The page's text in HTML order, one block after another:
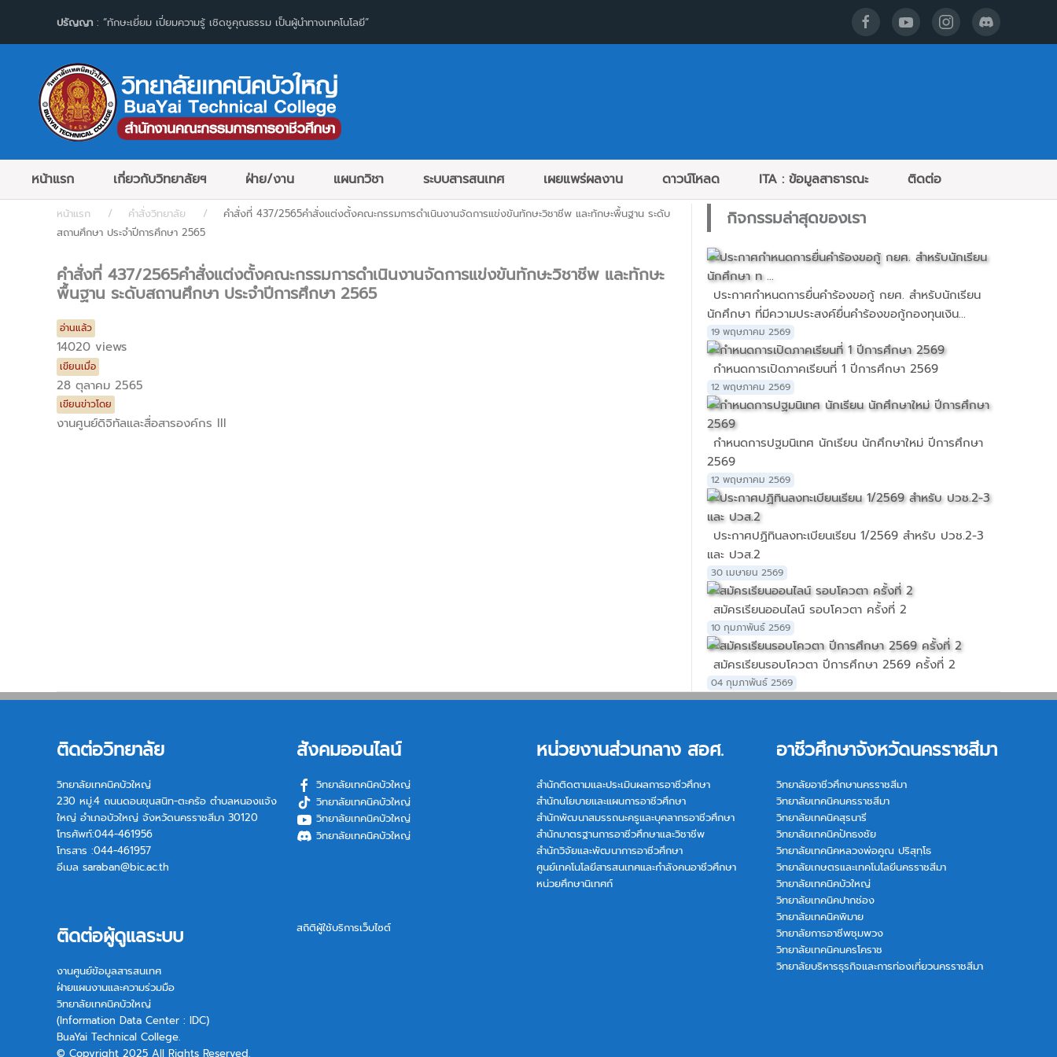
ปรัญญา : “ทักษะเยี่ยม เปี่ยมความรู้ เชิดชูคุณธรรม เป็นผู้นำทางเทคโนโลยี”
หน้าแรก เกี่ยวกับวิทยาลัยฯ ฝ่าย/งาน แผนกวิชา ระบบสารสนเทศ เผยแพร่ผลงาน ดาวน์โหลด ITA : ข้อมูลสาธารณะ ติดต่อ
หน้าแรก คำสั่งวิทยาลัย
คำสั่งที่ 437/2565คำสั่งแต่งตั้งคณะกรรมการดำเนินงานจัดการแข่งขันทักษะวิชาชีพ และทักษะพื้นฐาน ระดับ
สถานศึกษา ประจำปีการศึกษา 2565
คำสั่งที่ 437/2565คำสั่งแต่งตั้งคณะกรรมการดำเนินงานจัดการแข่งขันทักษะวิชาชีพ และทักษะ
พื้นฐาน ระดับสถานศึกษา ประจำปีการศึกษา 2565
อ่านแล้ว
14020 views
เขียนเมื่อ
28 ตุลาคม 2565
เขียนข่าวโดย
งานศูนย์ดิจิทัลและสื่อสารองค์กร III
กิจกรรมล่าสุดของเรา
ประกาศกำหนดการยื่นคำร้องขอกู้ กยศ. สำหรับนักเรียน
นักศึกษา ที่มีความประสงค์ยื่นคำร้องขอกู้กองทุนเงิน...
19 พฤษภาคม 2569
กำหนดการเปิดภาคเรียนที่ 1 ปีการศึกษา 2569
12 พฤษภาคม 2569
กำหนดการปฐมนิเทศ นักเรียน นักศึกษาใหม่ ปีการศึกษา
2569
12 พฤษภาคม 2569
ประกาศปฏิทินลงทะเบียนเรียน 1/2569 สำหรับ ปวช.2-3
และ ปวส.2
30 เมษายน 2569
สมัครเรียนออนไลน์ รอบโควตา ครั้งที่ 2
10 กุมภาพันธ์ 2569
สมัครเรียนรอบโควตา ปีการศึกษา 2569 ครั้งที่ 2
04 กุมภาพันธ์ 2569
ติดต่อวิทยาลัย
วิทยาลัยเทคนิคบัวใหญ่
230 หมู่.4 ถนนดอนขุนสนิท-ตะคร้อ ตำบลหนองแจ้ง
ใหญ่ อำเภอบัวใหญ่ จังหวัดนครราชสีมา 30120
โทรศัพท์:044-461956
โทรสาร :044-461957
อีเมล saraban@bic.ac.th
ติดต่อผู้ดูแลระบบ
งานศูนย์ข้อมูลสารสนเทศ
ฝ่ายแผนงานและความร่วมมือ
วิทยาลัยเทคนิคบัวใหญ่
(Information Data Center : IDC)
BuaYai Technical College.
© Copyright 2025 All Rights Reserved.
สังคมออนไลน์
วิทยาลัยเทคนิคบัวใหญ่
วิทยาลัยเทคนิคบัวใหญ่
วิทยาลัยเทคนิคบัวใหญ่
วิทยาลัยเทคนิคบัวใหญ่
สถิติผู้ใช้บริการเว็บไซต์
หน่วยงานส่วนกลาง สอศ.
สำนักติดตามและประเมินผลการอาชีวศึกษา
สำนักนโยบายและแผนการอาชีวศึกษา
สำนักพัฒนาสมรรถนะครูและบุคลากรอาชีวศึกษา
สำนักมาตรฐานการอาชีวศึกษาและวิชาชีพ
สำนักวิจัยและพัฒนาการอาชีวศึกษา
ศูนย์เทคโนโลยีสารสนเทศและกำลังคนอาชีวศึกษา
หน่วยศึกษานิเทศก์
อาชีวศึกษาจังหวัดนครราชสีมา
วิทยาลัยอาชีวศึกษานครราชสีมา
วิทยาลัยเทคนิคนครราชสีมา
วิทยาลัยเทคนิคสุรนารี
วิทยาลัยเทคนิคปักธงชัย
วิทยาลัยเทคนิคหลวงพ่อคูณ ปริสุทฺโธ
วิทยาลัยเกษตรและเทคโนโลยีนครราชสีมา
วิทยาลัยเทคนิคบัวใหญ่
วิทยาลัยเทคนิคปากช่อง
วิทยาลัยเทคนิคพิมาย
วิทยาลัยการอาชีพชุมพวง
วิทยาลัยเทคนิคนครโคราช
วิทยาลัยบริหารธุรกิจและการท่องเที่ยวนครราชสีมา